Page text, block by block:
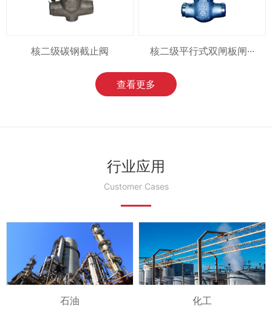
核二级碳钢截止阀 核二级平行式双闸板闸···
查看更多
行业应用
Customer Cases
石油 化工